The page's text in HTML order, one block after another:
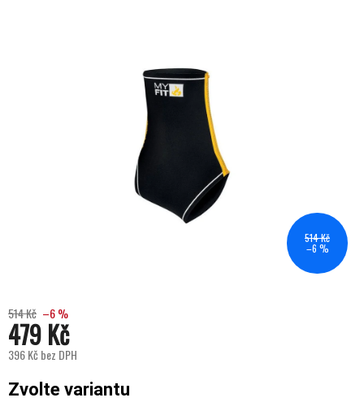
514 Kč
–6 %
514 Kč –6 %
479 Kč
396 Kč bez DPH
Zvolte variantu